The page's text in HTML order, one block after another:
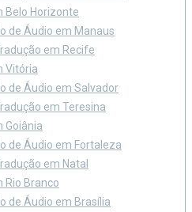
Belo Horizonte
de Áudio em Manaus
em Recife
Vitória
de Áudio em Salvador
em Teresina
Goiânia
de Áudio em Fortaleza
em Natal
Rio Branco
de Áudio em Brasília